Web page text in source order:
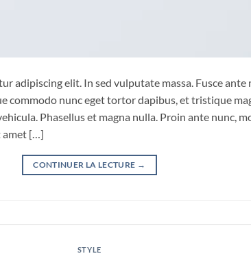
adipiscing elit. In sed vulputate massa. Fusce ante
commodo nunc eget tortor dapibus, et tristique
Phasellus et magna nulla. Proin ante nunc,
amet […]
CONTINUER LA LECTURE →
STYLE